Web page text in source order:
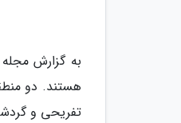
به گزارش مجله
تفریحی و